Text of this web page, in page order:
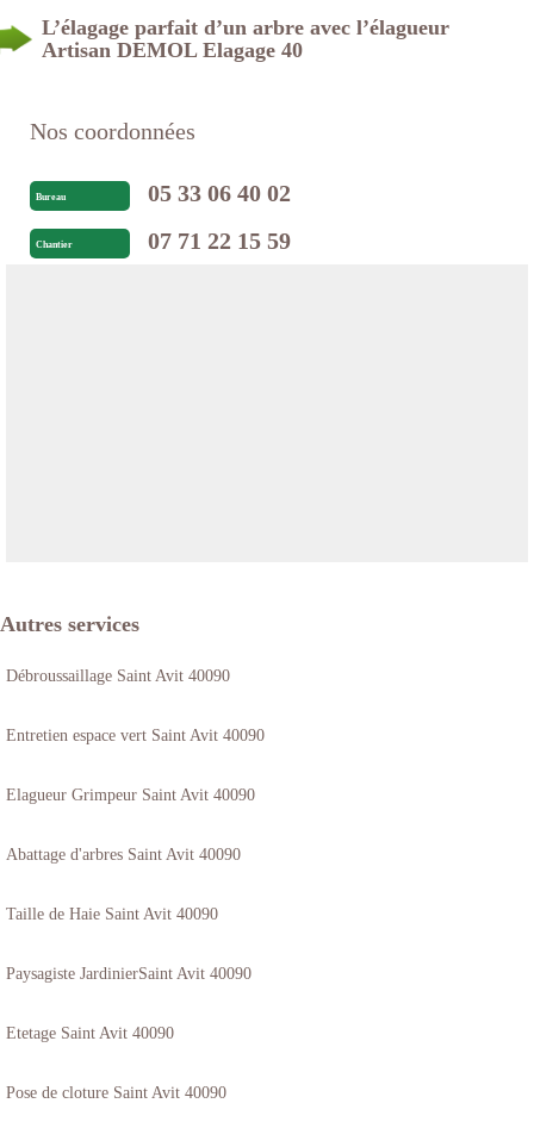
L’élagage parfait d’un arbre avec l’élagueur
Artisan DEMOL Elagage 40
Nos coordonnées
Bureau 05 33 06 40 02
Chantier 07 71 22 15 59
Autres services
Débroussaillage Saint Avit 40090
Entretien espace vert Saint Avit 40090
Elagueur Grimpeur Saint Avit 40090
Abattage d'arbres Saint Avit 40090
Taille de Haie Saint Avit 40090
Paysagiste JardinierSaint Avit 40090
Etetage Saint Avit 40090
Pose de cloture Saint Avit 40090